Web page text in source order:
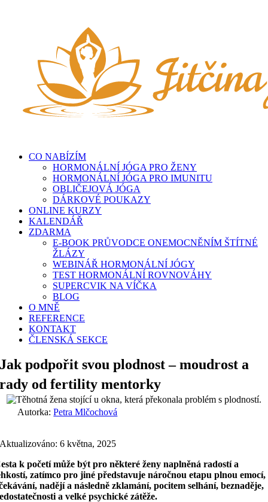
CO NABÍZÍM
HORMONÁLNÍ JÓGA PRO ŽENY
HORMONÁLNÍ JÓGA PRO IMUNITU
OBLIČEJOVÁ JÓGA
DÁRKOVÉ POUKAZY
ONLINE KURZY
KALENDÁŘ
ZDARMA
E-BOOK PRŮVODCE ONEMOCNĚNÍM ŠTÍTNÉ
ŽLÁZY
WEBINÁŘ HORMONÁLNÍ JÓGY
TEST HORMONÁLNÍ ROVNOVÁHY
SUPERCVIK NA VÍČKA
BLOG
O MNĚ
REFERENCE
KONTAKT
ČLENSKÁ SEKCE
Jak podpořit svou plodnost – moudrost a
rady od fertility mentorky
Autorka:Petra Mlčochová
Aktualizováno: 6 května, 2025
k početí může být pro některé ženy naplněná radostí a
zatímco pro jiné představuje náročnou etapu plnou emocí,
nadějí a následně zklamání, pocitem selhání, beznaděje,
a velké psychické zátěže.